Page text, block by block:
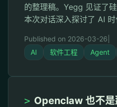
的整理稿。Yegg 见证了
本次对话深入探讨了 AI
路。 开场：科技圈笼罩的
里，整个科技圈甚至整个
誉为"时代的建造者 …
Published on 2026-03-26
AI
软件工程 Agent
> Openclaw 也不是